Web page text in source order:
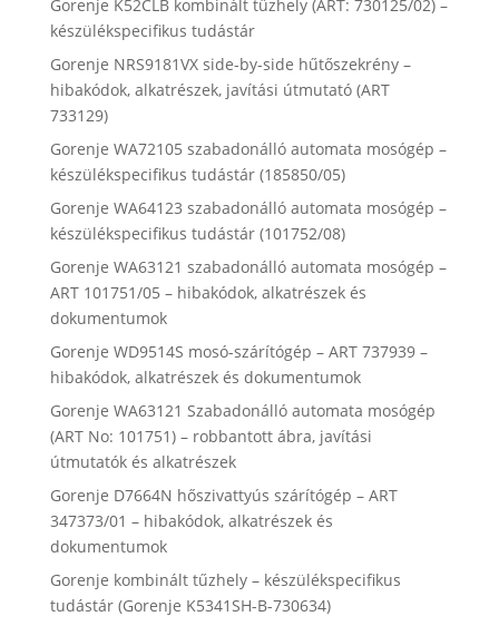
Gorenje K52CLB kombinált tűzhely (ART: 730125/02) –
készülékspecifikus tudástár
Gorenje NRS9181VX side-by-side hűtőszekrény –
hibakódok, alkatrészek, javítási útmutató (ART
733129)
Gorenje WA72105 szabadonálló automata mosógép –
készülékspecifikus tudástár (185850/05)
Gorenje WA64123 szabadonálló automata mosógép –
készülékspecifikus tudástár (101752/08)
Gorenje WA63121 szabadonálló automata mosógép –
ART 101751/05 – hibakódok, alkatrészek és
dokumentumok
Gorenje WD9514S mosó-szárítógép – ART 737939 –
hibakódok, alkatrészek és dokumentumok
Gorenje WA63121 Szabadonálló automata mosógép
(ART No: 101751) – robbantott ábra, javítási
útmutatók és alkatrészek
Gorenje D7664N hőszivattyús szárítógép – ART
347373/01 – hibakódok, alkatrészek és
dokumentumok
Gorenje kombinált tűzhely – készülékspecifikus
tudástár (Gorenje K5341SH-B-730634)